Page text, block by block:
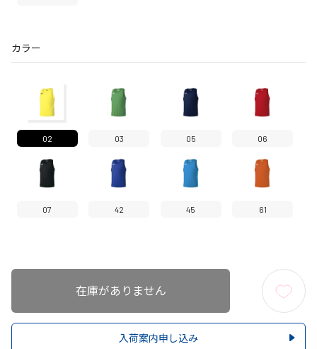
カラー
02 03 05 06
07 42 45 61
在庫がありません
入荷案内申し込み